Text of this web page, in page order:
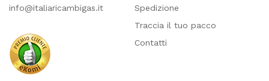
info@italiaricambigas.it
Spedizione
Traccia il tuo pacco
Contatti